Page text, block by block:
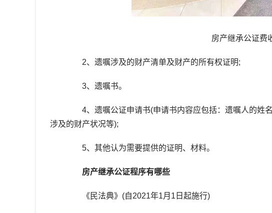
房产继承公证费
2、遗嘱涉及的财产清单及财产的所有权证明;
3、遗嘱书。
4、遗嘱公证申请书(申请书内容应包括：遗嘱人的姓
涉及的财产状况等);
5、其他认为需要提供的证明、材料。
房产继承公证程序有哪些
《民法典》(自2021年1月1日起施行)